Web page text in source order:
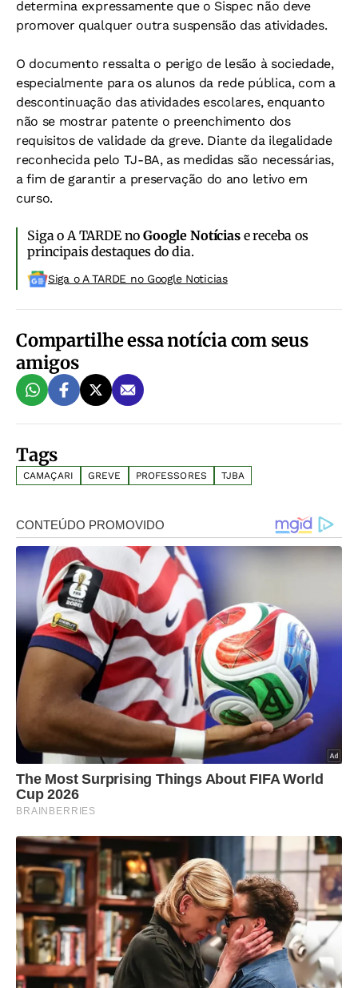
determina expressamente que o Sispec não deve
promover qualquer outra suspensão das atividades.
O documento ressalta o perigo de lesão à sociedade,
especialmente para os alunos da rede pública, com a
descontinuação das atividades escolares, enquanto
não se mostrar patente o preenchimento dos
requisitos de validade da greve. Diante da ilegalidade
reconhecida pelo TJ-BA, as medidas são necessárias,
a fim de garantir a preservação do ano letivo em
curso.
Siga o A TARDE noGoogle Notíciase receba os
principais destaques do dia.
Siga o A TARDE no Google Noticias
Compartilhe essa notícia com seus
amigos
Tags
CAMAÇARI GREVE PROFESSORES TJBA